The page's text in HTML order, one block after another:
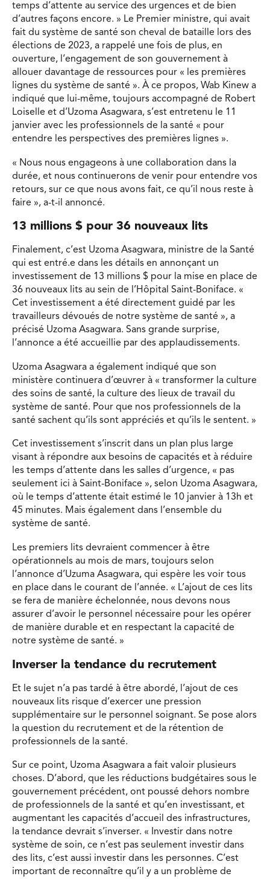
temps d’attente au service des urgences et de bien
d’autres façons encore. » Le Premier ministre, qui avait
fait du système de santé son cheval de bataille lors des
élections de 2023, a rappelé une fois de plus, en
ouverture, l’engagement de son gouvernement à
allouer davantage de ressources pour « les premières
lignes du système de santé ». À ce propos, Wab Kinew a
indiqué que lui-même, toujours accompagné de Robert
Loiselle et d’Uzoma Asagwara, s’est entretenu le 11
janvier avec les professionnels de la santé « pour
entendre les perspectives des premières lignes ».
« Nous nous engageons à une collaboration dans la
durée, et nous continuerons de venir pour entendre vos
retours, sur ce que nous avons fait, ce qu’il nous reste à
faire », a-t-il annoncé.
13 millions $ pour 36 nouveaux lits
Finalement, c’est Uzoma Asagwara, ministre de la Santé
qui est entré.e dans les détails en annonçant un
investissement de 13 millions $ pour la mise en place de
36 nouveaux lits au sein de l’Hôpital Saint-Boniface. «
Cet investissement a été directement guidé par les
travailleurs dévoués de notre système de santé », a
précisé Uzoma Asagwara. Sans grande surprise,
l’annonce a été accueillie par des applaudissements.
Uzoma Asagwara a également indiqué que son
ministère continuera d’œuvrer à « transformer la culture
des soins de santé, la culture des lieux de travail du
système de santé. Pour que nos professionnels de la
santé sachent qu’ils sont appréciés et qu’ils le sentent. »
Cet investissement s’inscrit dans un plan plus large
visant à répondre aux besoins de capacités et à réduire
les temps d’attente dans les salles d’urgence, « pas
seulement ici à Saint-Boniface », selon Uzoma Asagwara,
où le temps d’attente était estimé le 10 janvier à 13h et
45 minutes. Mais également dans l’ensemble du
système de santé.
Les premiers lits devraient commencer à être
opérationnels au mois de mars, toujours selon
l’annonce d’Uzuma Asagwara, qui espère les voir tous
en place dans le courant de l’année. « L’ajout de ces lits
se fera de manière échelonnée, nous devons nous
assurer d’avoir le personnel nécessaire pour les opérer
de manière durable et en respectant la capacité de
notre système de santé. »
Inverser la tendance du recrutement
Et le sujet n’a pas tardé à être abordé, l’ajout de ces
nouveaux lits risque d’exercer une pression
supplémentaire sur le personnel soignant. Se pose alors
la question du recrutement et de la rétention de
professionnels de la santé.
Sur ce point, Uzoma Asagwara a fait valoir plusieurs
choses. D’abord, que les réductions budgétaires sous le
gouvernement précédent, ont poussé dehors nombre
de professionnels de la santé et qu’en investissant, et
augmentant les capacités d’accueil des infrastructures,
la tendance devrait s’inverser. « Investir dans notre
système de soin, ce n’est pas seulement investir dans
des lits, c’est aussi investir dans les personnes. C’est
important de reconnaître qu’il y a un problème de